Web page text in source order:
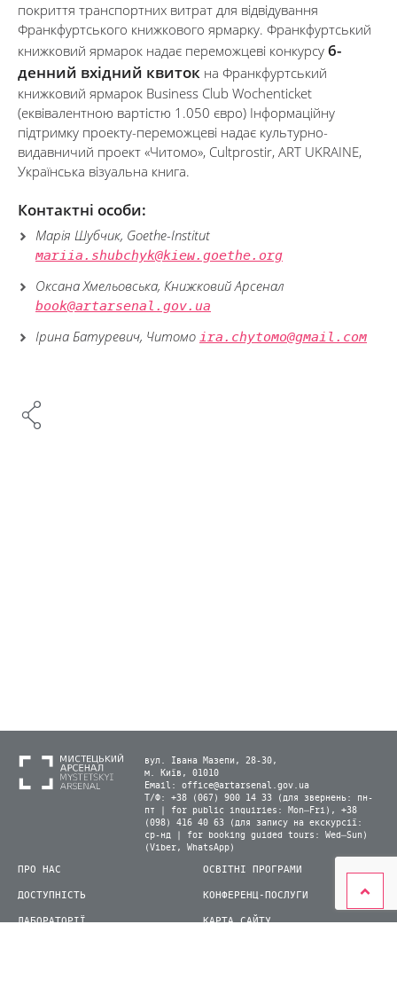
покриття транспортних витрат для відвідування
Франкфуртського книжкового ярмарку. Франкфуртський
книжковий ярмарок надає переможцеві конкурсу 6-
денний вхідний квиток на Франкфуртський
книжковий ярмарок Business Club Wochenticket
(еквівалентною вартістю 1.050 євро) Інформаційну
підтримку проекту-переможцеві надає культурно-
видавничий проект «Читомо», Сultprostir, ART UKRAINE,
Українська візуальна книга.
Контактні особи:
Марія Шубчик, Goethe-Institut
mariia.shubchyk@kiew.goethe.org
Оксана Хмельовська, Книжковий Арсенал
book@artarsenal.gov.ua
Ірина Батуревич, Читомо ira.chytomo@gmail.com
вул. Івана Мазепи, 28-30,
м. Київ, 01010
Email: office@artarsenal.gov.ua
Т/Ф: +38 (067) 900 14 33 (для звернень: пн-
пт | for public inquiries: Mon–Fri), +38
(098) 416 40 63 (для запису на екскурсії:
ср-нд | for booking guided tours: Wed–Sun)
(Viber, WhatsApp)
ПРО НАС
ДОСТУПНІСТЬ
ЛАБОРАТОРІЇ
ОСВІТНІ ПРОГРАМИ
КОНФЕРЕНЦ-ПОСЛУГИ
КАРТА САЙТУ